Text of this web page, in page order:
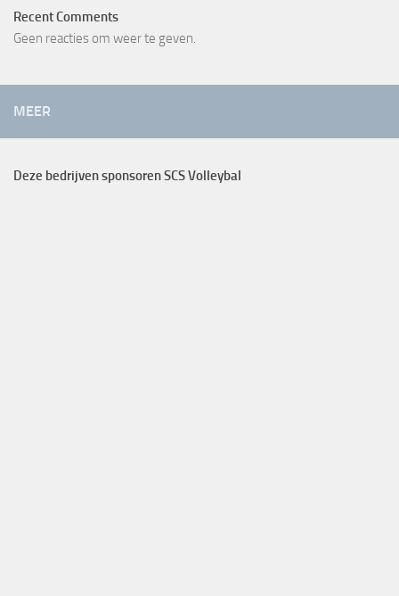
Recent Comments
Geen reacties om weer te geven.
MEER
Deze bedrijven sponsoren SCS Volleybal